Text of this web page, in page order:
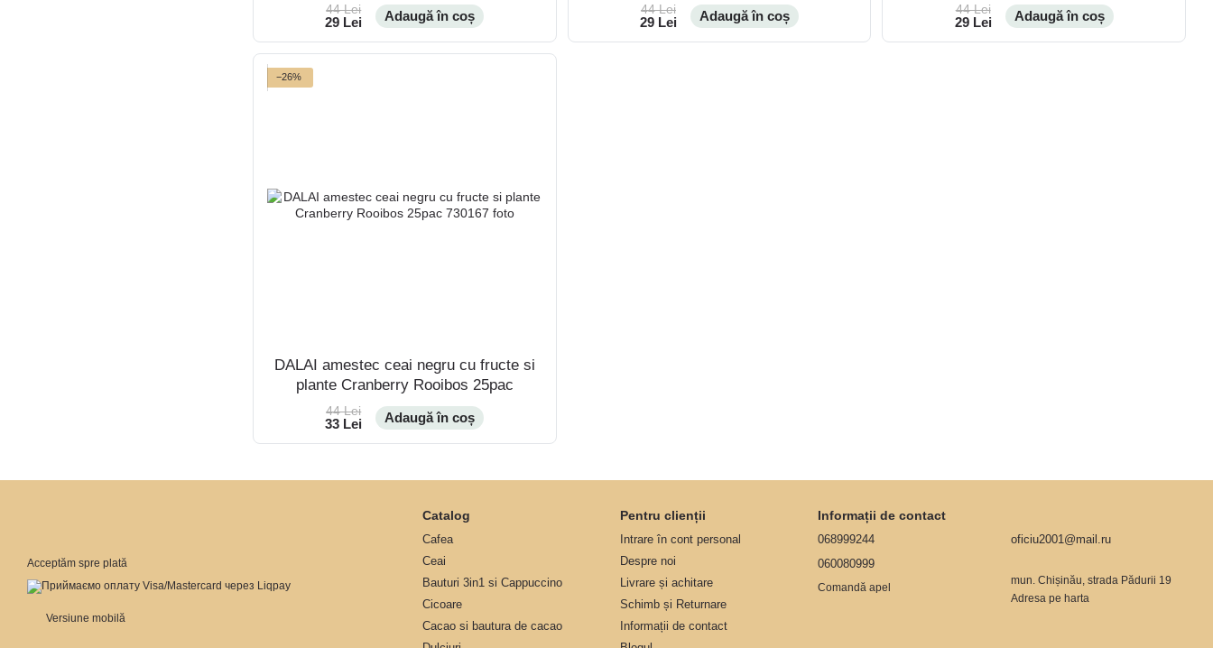
44 Lei
29 Lei Adaugă în coș 44 Lei
29 Lei Adaugă în coș 44 Lei
29 Lei Adaugă în coș
−26%
DALAI amestec ceai negru cu fructe si
plante Cranberry Rooibos 25pac
44 Lei
33 Lei Adaugă în coș
Acceptăm spre plată
Versiune mobilă
Catalog
Cafea
Ceai
Bauturi 3in1 si Cappuccino
Cicoare
Cacao si bautura de cacao
Pentru clienții
Intrare în cont personal
Despre noi
Livrare și achitare
Schimb și Returnare
Informații de contact
Informații de contact
068999244
060080999
Comandă apel
oficiu2001@mail.ru
mun. Chișinău, strada Pădurii 19
Adresa pe harta